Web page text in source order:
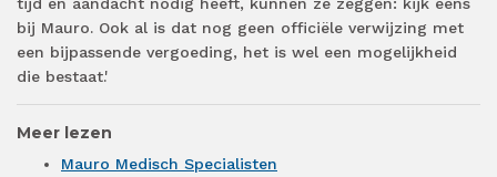
tijd en aandacht nodig heeft, kunnen ze zeggen: kijk eens
bij Mauro. Ook al is dat nog geen officiële verwijzing met
een bijpassende vergoeding, het is wel een mogelijkheid
die bestaat.'
Meer lezen
Mauro Medisch Specialisten